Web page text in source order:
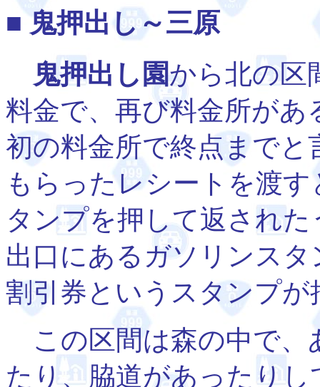
■ 鬼押出し～三原
鬼押出し園から北の区
料金で、再び料金所があ
初の料金所で終点までと
もらったレシートを渡す
タンプを押して返された
出口にあるガソリンス
割引券というスタンプ
この区間は森の中で、
たり、脇道があったり